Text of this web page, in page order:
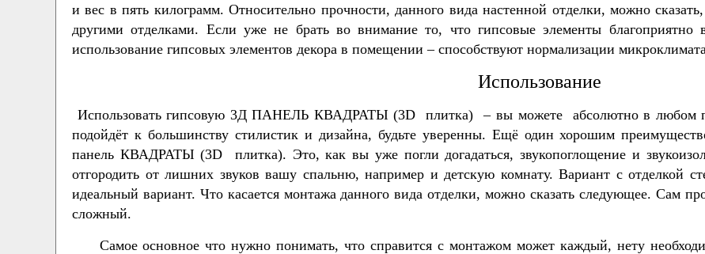
и вес в пять килограмм. Относительно прочности, данного вида настенной отделки, можно
другими отделками. Если уже не брать во внимание то, что гипсовые элементы
использование гипсовых элементов декора в помещении – способствуют нормализации
Использование
Использовать гипсовую 3Д ПАНЕЛЬ КВАДРАТЫ (3D плитка) – вы можете абсолютно в любом
подойдёт к большинству стилистик и дизайна, будьте уверенны. Ещё один хорошим
панель КВАДРАТЫ (3D плитка). Это, как вы уже погли догадаться, звукопоглощение и
отгородить от лишних звуков вашу спальню, например и детскую комнату. Вариант с
идеальный вариант. Что касается монтажа данного вида отделки, можно сказать
сложный.
Самое основное что нужно понимать, что справится с монтажом может каждый, нету